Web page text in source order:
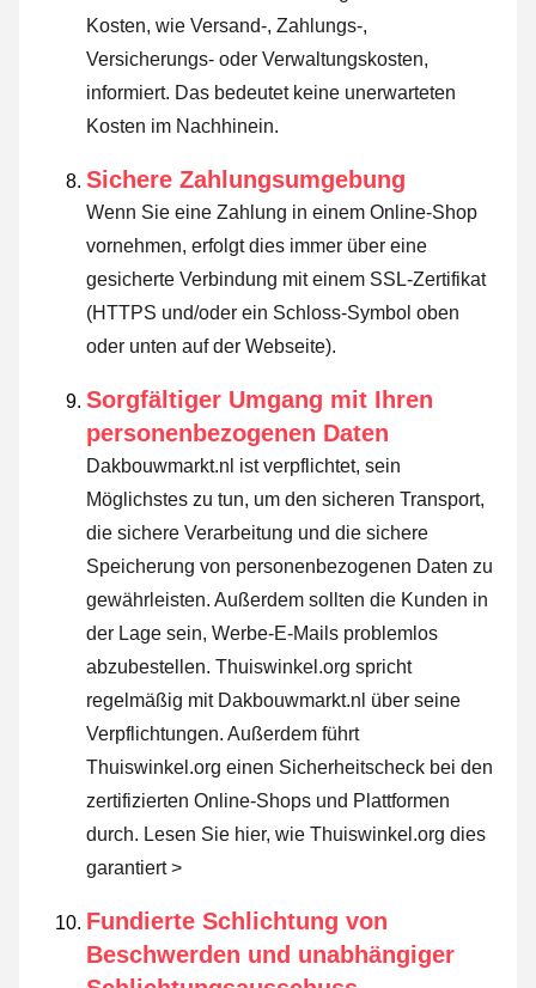
Kosten, wie Versand-, Zahlungs-,
Versicherungs- oder Verwaltungskosten,
informiert. Das bedeutet keine unerwarteten
Kosten im Nachhinein.
Sichere Zahlungsumgebung
Wenn Sie eine Zahlung in einem Online-Shop
vornehmen, erfolgt dies immer über eine
gesicherte Verbindung mit einem SSL-Zertifikat
(HTTPS und/oder ein Schloss-Symbol oben
oder unten auf der Webseite).
Sorgfältiger Umgang mit Ihren
personenbezogenen Daten
Dakbouwmarkt.nl ist verpflichtet, sein
Möglichstes zu tun, um den sicheren Transport,
die sichere Verarbeitung und die sichere
Speicherung von personenbezogenen Daten zu
gewährleisten. Außerdem sollten die Kunden in
der Lage sein, Werbe-E-Mails problemlos
abzubestellen. Thuiswinkel.org spricht
regelmäßig mit Dakbouwmarkt.nl über seine
Verpflichtungen. Außerdem führt
Thuiswinkel.org einen Sicherheitscheck bei den
zertifizierten Online-Shops und Plattformen
durch. Lesen Sie hier, wie Thuiswinkel.org dies
garantiert >
Fundierte Schlichtung von
Beschwerden und unabhängiger